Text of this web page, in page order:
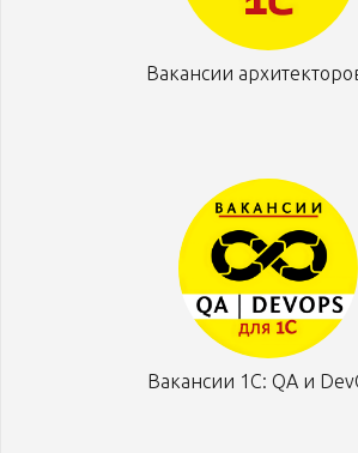
Вакансии
Вакансии 1С: QA и